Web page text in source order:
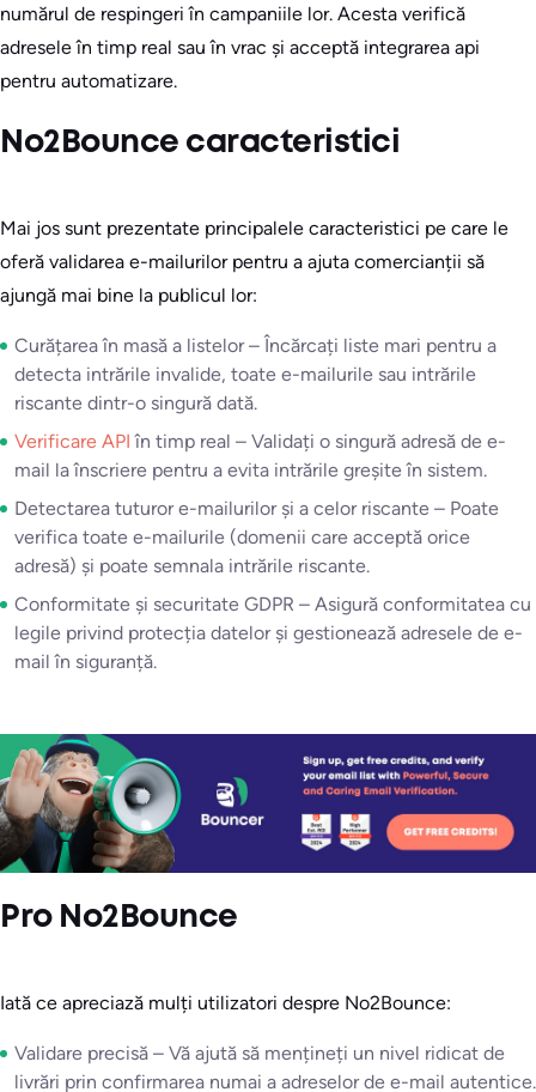
numărul de respingeri în campaniile lor. Acesta verifică
adresele în timp real sau în vrac și acceptă integrarea api
pentru automatizare.
No2Bounce caracteristici
Mai jos sunt prezentate principalele caracteristici pe care le
oferă validarea e-mailurilor pentru a ajuta comercianții să
ajungă mai bine la publicul lor:
Curățarea în masă a listelor – Încărcați liste mari pentru a
detecta intrările invalide, toate e-mailurile sau intrările
riscante dintr-o singură dată.
Verificare API în timp real – Validați o singură adresă de e-
mail la înscriere pentru a evita intrările greșite în sistem.
Detectarea tuturor e-mailurilor și a celor riscante – Poate
verifica toate e-mailurile (domenii care acceptă orice
adresă) și poate semnala intrările riscante.
Conformitate și securitate GDPR – Asigură conformitatea cu
legile privind protecția datelor și gestionează adresele de e-
mail în siguranță.
Pro No2Bounce
Iată ce apreciază mulți utilizatori despre No2Bounce:
Validare precisă – Vă ajută să mențineți un nivel ridicat de
livrări prin confirmarea numai a adreselor de e-mail autentice.